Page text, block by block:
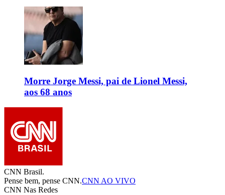
Morre Jorge Messi, pai de Lionel Messi,
aos 68 anos
CNN Brasil.
Pense bem, pense CNN.CNN AO VIVO
CNN Nas Redes